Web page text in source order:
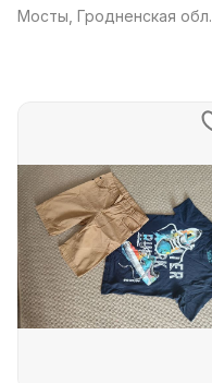
Мосты, Гродненская обл.